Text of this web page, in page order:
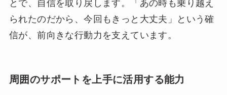
とで、自信を取り戻します。「あの時も乗り越え
られたのだから、今回もきっと大丈夫」という確
信が、前向きな行動力を支えています。
周囲のサポートを上手に活用する能力